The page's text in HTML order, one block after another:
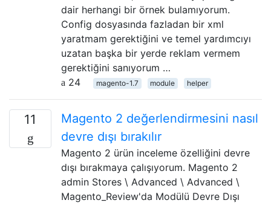
dair herhangi bir örnek bulamıyorum.
Config dosyasında fazladan bir xml
yaratmam gerektiğini ve temel yardımcıyı
uzatan başka bir yerde reklam vermem
gerektiğini sanıyorum …
24
magento-1.7 module helper
11
Magento 2 değerlendirmesini nasıl
devre dışı bırakılır
Magento 2 ürün inceleme özelliğini devre
dışı bırakmaya çalışıyorum. Magento 2
admin Stores \ Advanced \ Advanced \
Magento_Review'da Modülü Devre Dışı